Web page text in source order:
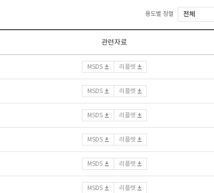
용도별 정렬
관련자료
MSDS 리플렛
MSDS 리플렛
MSDS 리플렛
MSDS 리플렛
MSDS 리플렛
MSDS 리플렛